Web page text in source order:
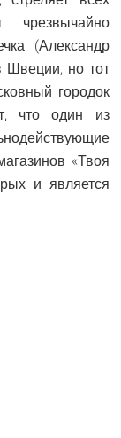
(Александр
Швеции, но тот
городок
что один из
«Твоя
и является